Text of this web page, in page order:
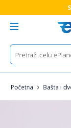
Početna Bašta i